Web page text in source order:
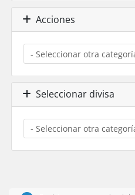
Acciones
Seleccionar divisa